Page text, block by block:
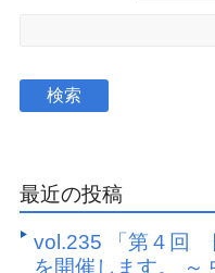
最近の投稿
vol.235 「第４回
を開催します。 ～